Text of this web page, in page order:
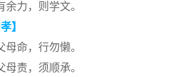
力，则学文。
】
命，行勿懒。
责，须顺承。